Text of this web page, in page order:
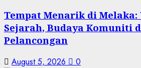
Tempat Menarik di Melaka:
Sejarah, Budaya Komuniti
Pelancongan
August 5, 2026 0